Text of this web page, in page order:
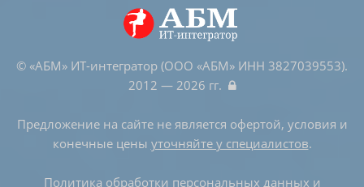
© «АБМ» ИТ-интегратор (ООО «АБМ» ИНН 3827039553).
2012 — 2026 гг.
Предложение на сайте не является офертой, условия и
конечные цены уточняйте у специалистов.
Политика обработки персональных данных и